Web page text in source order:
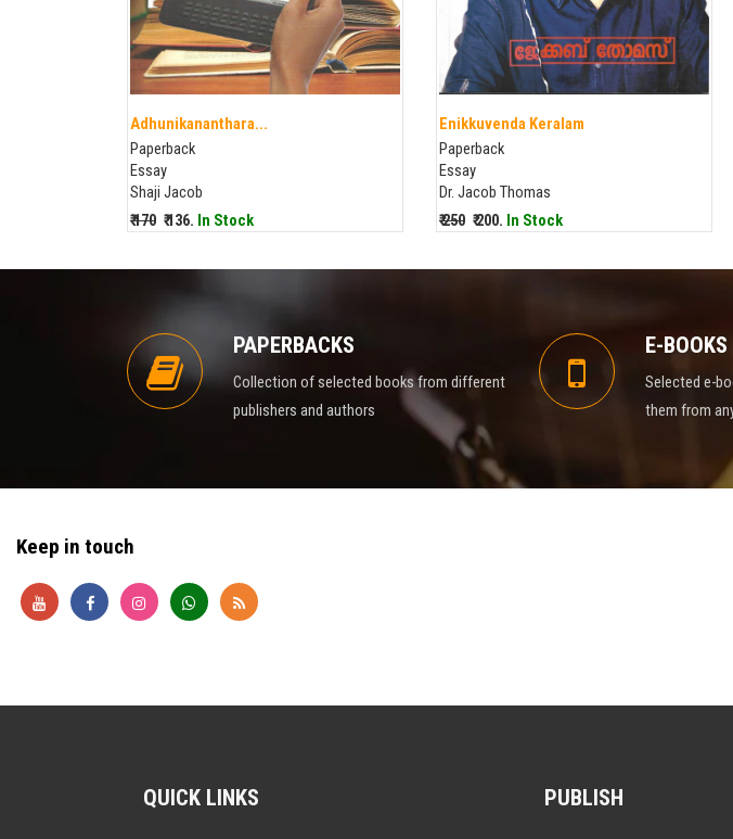
Adhunikananthara...
Paperback
Essay
Shaji Jacob
₹ 170 ₹ 136. In Stock
Enikkuvenda Keralam
Paperback
Essay
Dr. Jacob Thomas
₹ 250 ₹ 200. In Stock
PAPERBACKS
Collection of selected books from different
publishers and authors
E-BOOKS
Selected e-
them from
Keep in touch
QUICK LINKS PUBLISH